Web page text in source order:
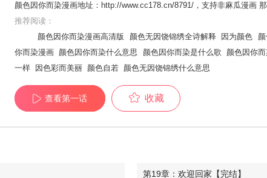
颜色因你而染漫画地址：http://www.cc178.cn/8791/，支持非麻瓜漫画
推荐阅读：
颜色因你而染漫画高清版
颜色无因饶锦绣全诗解释 因为颜色
你而染漫画 颜色因你而染什么意思 颜色因你而染是什么歌 颜色因你
一样
因色彩而美丽 颜色自若 颜色无因饶锦绣什么意思
查看第一话 收藏
第19章：欢迎回家【完结】